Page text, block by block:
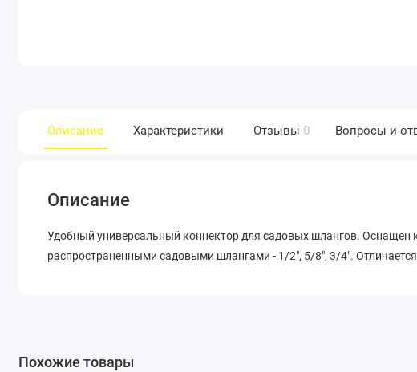
Описание Характеристики Отзывы 0 Вопросы и
Описание
Удобный универсальный коннектор для садовых шлангов.
распространенными садовыми шлангами - 1/2", 5/8", 3/4".
Похожие товары